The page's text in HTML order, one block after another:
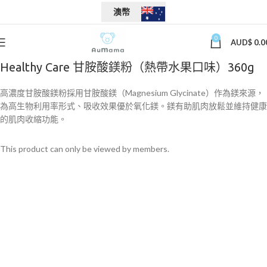
澳幣
0 AUD$
Healthy Care 甘胺酸鎂粉（熱帶水果口味）360g
高濃度甘胺酸鎂粉採用甘胺酸鎂（Magnesium Glycinate）作為鎂來源，
為高生物利用率形式、吸收效果優於氧化鎂。鎂有助肌肉放鬆並維持健康
的肌肉收縮功能。
This product can only be viewed by members.